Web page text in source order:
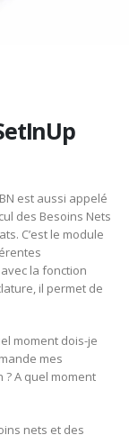
est aussi appelé
des Besoins Nets
C’est le module
la fonction
il permet de
moment dois-je
mes
A quel moment
nets et des